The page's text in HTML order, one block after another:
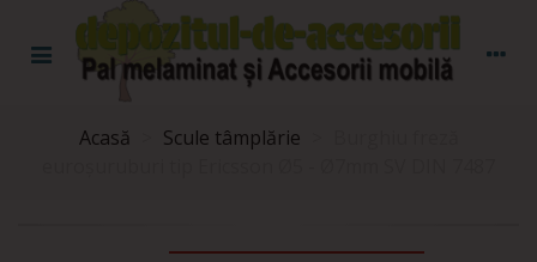
Acasă Scule tâmplărie